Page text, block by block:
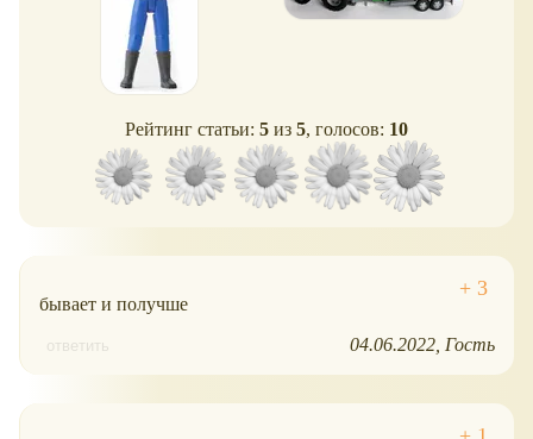
Рейтинг статьи: 5 из 5, голосов: 10
бывает и получше
ответить 04.06.2022 Гость